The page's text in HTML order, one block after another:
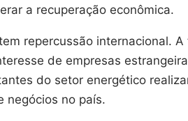
a recuperação econômica.
repercussão internacional.
de empresas
do setor energético
negócios no país.